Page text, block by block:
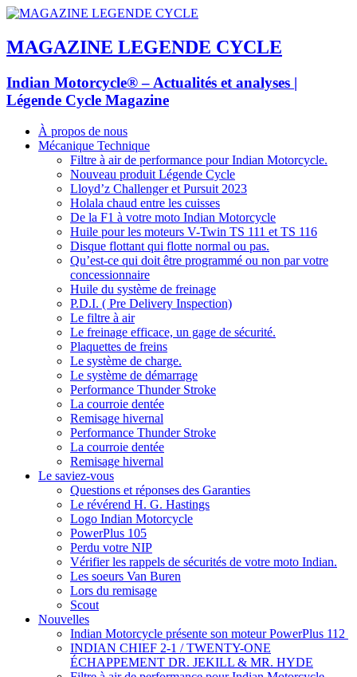
MAGAZINE LEGENDE CYCLE
Indian Motorcycle® – Actualités et analyses |
Légende Cycle Magazine
À propos de nous
Mécanique Technique
Filtre à air de performance pour Indian Motorcycle.
Nouveau produit Légende Cycle
Lloyd’z Challenger et Pursuit 2023
Holala chaud entre les cuisses
De la F1 à votre moto Indian Motorcycle
Huile pour les moteurs V-Twin TS 111 et TS 116
Disque flottant qui flotte normal ou pas.
Qu’est-ce qui doit être programmé ou non par votre
concessionnaire
Huile du système de freinage
P.D.I. ( Pre Delivery Inspection)
Le filtre à air
Le freinage efficace, un gage de sécurité.
Plaquettes de freins
Le système de charge.
Le système de démarrage
Performance Thunder Stroke
La courroie dentée
Remisage hivernal
Performance Thunder Stroke
La courroie dentée
Remisage hivernal
Le saviez-vous
Questions et réponses des Garanties
Le révérend H. G. Hastings
Logo Indian Motorcycle
PowerPlus 105
Perdu votre NIP
Vérifier les rappels de sécurités de votre moto Indian.
Les soeurs Van Buren
Lors du remisage
Scout
Nouvelles
Indian Motorcycle présente son moteur PowerPlus 112
INDIAN CHIEF 2-1 / TWENTY-ONE
ÉCHAPPEMENT DR. JEKILL & MR. HYDE